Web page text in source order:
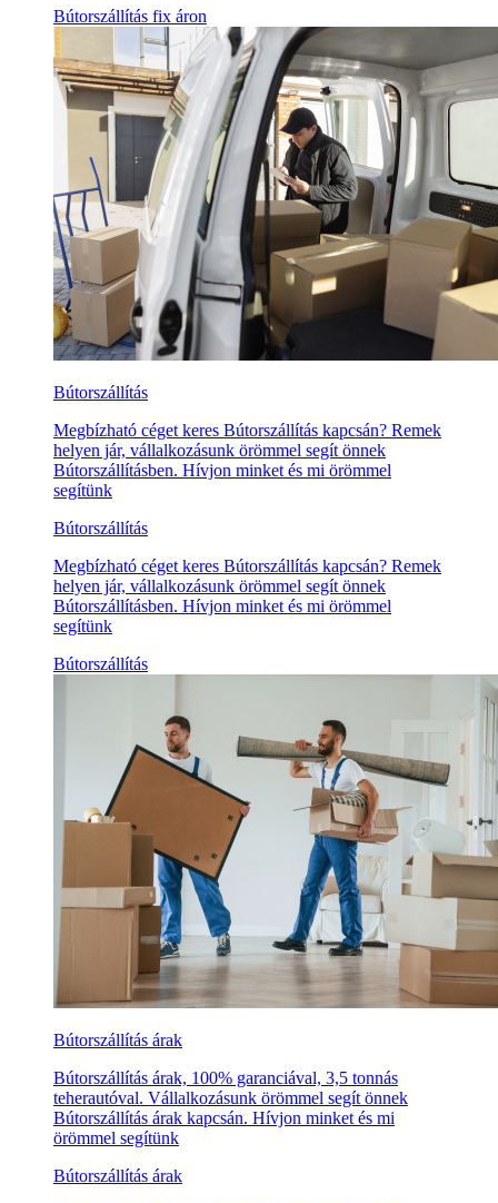
Bútorszállítás fix áron
Bútorszállítás
Megbízható céget keres Bútorszállítás kapcsán? Remek
helyen jár, vállalkozásunk örömmel segít önnek
Bútorszállításben. Hívjon minket és mi örömmel
segítünk
Bútorszállítás
Megbízható céget keres Bútorszállítás kapcsán? Remek
helyen jár, vállalkozásunk örömmel segít önnek
Bútorszállításben. Hívjon minket és mi örömmel
segítünk
Bútorszállítás
Bútorszállítás árak
Bútorszállítás árak, 100% garanciával, 3,5 tonnás
teherautóval. Vállalkozásunk örömmel segít önnek
Bútorszállítás árak kapcsán. Hívjon minket és mi
örömmel segítünk
Bútorszállítás árak